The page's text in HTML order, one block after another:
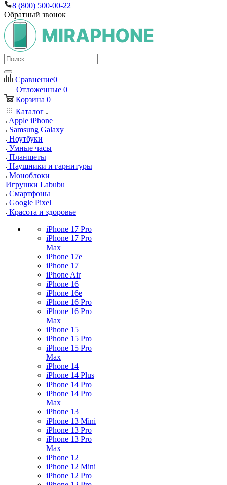
8 (800) 500-00-22
Обратный звонок
Сравнение0
Отложенные 0
Корзина 0
Каталог
Apple iPhone
Samsung Galaxy
Ноутбуки
Умные часы
Планшеты
Наушники и гарнитуры
Моноблоки
Игрушки Labubu
Смартфоны
Google Pixel
Красота и здоровье
iPhone 17 Pro
iPhone 17 Pro
Max
iPhone 17e
iPhone 17
iPhone Air
iPhone 16
iPhone 16e
iPhone 16 Pro
iPhone 16 Pro
Max
iPhone 15
iPhone 15 Pro
iPhone 15 Pro
Max
iPhone 14
iPhone 14 Plus
iPhone 14 Pro
iPhone 14 Pro
Max
iPhone 13
iPhone 13 Mini
iPhone 13 Pro
iPhone 13 Pro
Max
iPhone 12
iPhone 12 Mini
iPhone 12 Pro